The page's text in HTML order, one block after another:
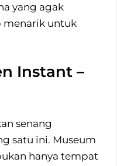
yang agak
menarik untuk
Instant –
senang
satu ini. Museum
hanya tempat